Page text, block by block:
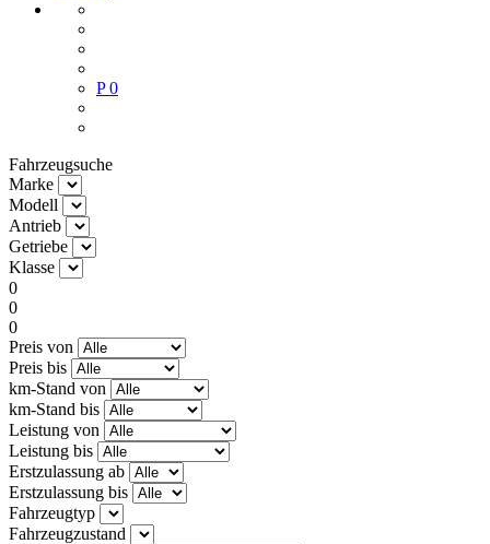
P 0
Fahrzeugsuche
Marke
Modell
Antrieb
Getriebe
Klasse
0
0
0
Preis von
Preis bis
km-Stand von
km-Stand bis
Leistung von
Leistung bis
Erstzulassung ab
Erstzulassung bis
Fahrzeugtyp
Fahrzeugzustand